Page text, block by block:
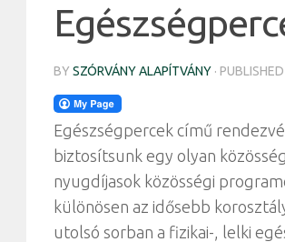
BY SZÓRVÁNY ALAPÍTVÁNY · PUBLISHED
Egészségpercek című
biztosítsunk egy olyan
nyugdíjasok közösségi
különösen az idősebb
utolsó sorban a fizikai-, lelki